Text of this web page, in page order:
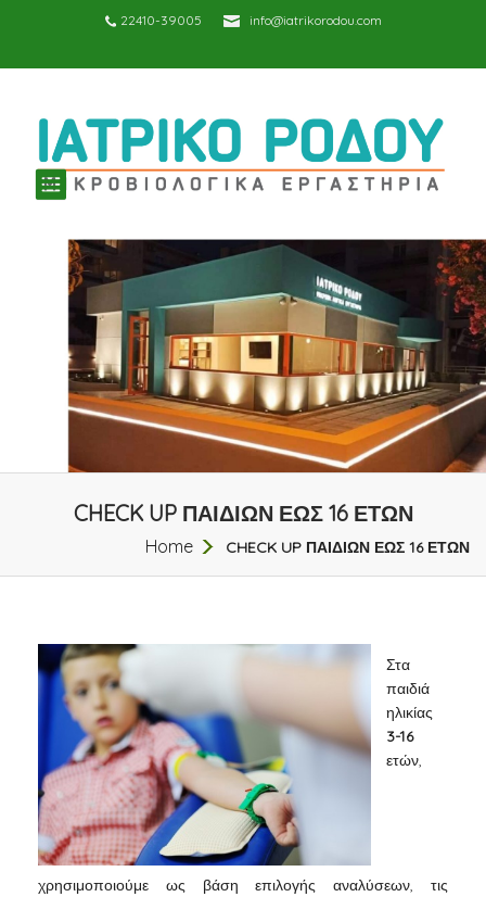
22410-39005 info@iatrikorodou.com
TOGGLE
NAVIGATION
CHECK UP ΠΑΙΔΙΩΝ ΕΩΣ 16 ΕΤΩΝ
Home CHECK UP ΠΑΙΔΙΩΝ ΕΩΣ 16 ΕΤΩΝ
Στα
παιδιά
ηλικίας
3-16
ετών,
χρησιμοποιούμε ως βάση επιλογής αναλύσεων, τις